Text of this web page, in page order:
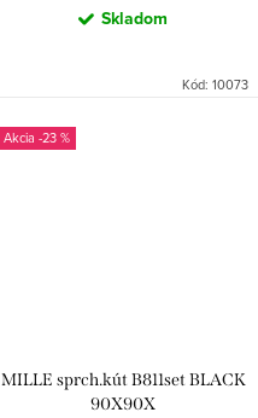
Skladom
Kód: 10073
-23 %
MILLE sprch.kút B811set BLACK
90X90X